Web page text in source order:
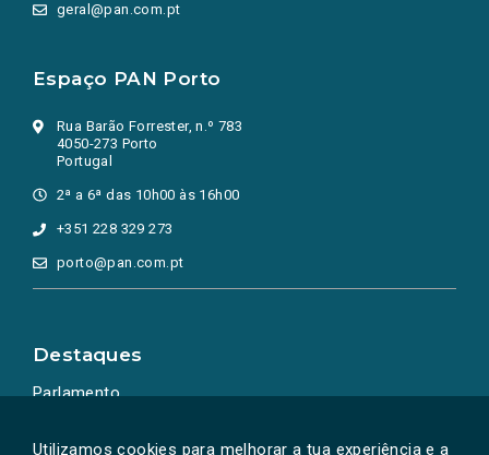
Utilizamos cookies para melhorar a tua experiência e a
geral@pan.com.pt
Espaço PAN Porto
Rua Barão Forrester, n.º 783
4050-273 Porto
Portugal
2ª a 6ª das 10h00 às 16h00
+351 228 329 273
porto@pan.com.pt
Destaques
Parlamento